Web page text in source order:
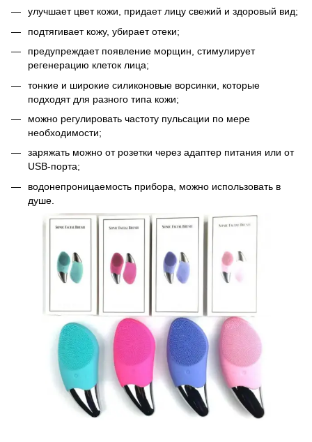
улучшает цвет кожи, придает лицу свежий и здоровый вид;
подтягивает кожу, убирает отеки;
предупреждает появление морщин, стимулирует
регенерацию клеток лица;
тонкие и широкие силиконовые ворсинки, которые
подходят для разного типа кожи;
можно регулировать частоту пульсации по мере
необходимости;
заряжать можно от розетки через адаптер питания или от
USB-порта;
водонепроницаемость прибора, можно использовать в
душе.